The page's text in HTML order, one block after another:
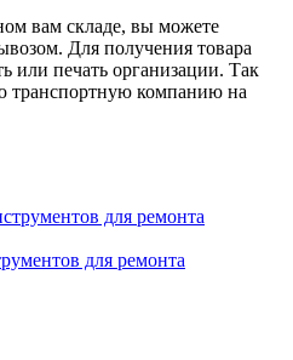
вам складе, вы можете
Для получения товара
или печать организации. Так
транспортную компанию на
для ремонта